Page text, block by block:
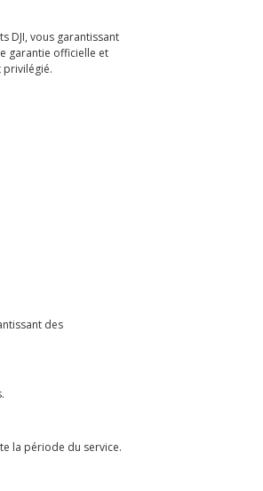
DJI, vous garantissant
garantie officielle et
privilégié.
des
la période du service.